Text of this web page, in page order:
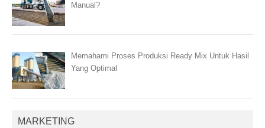
Manual?
Memahami Proses Produksi Ready Mix Untuk Hasil
Yang Optimal
MARKETING